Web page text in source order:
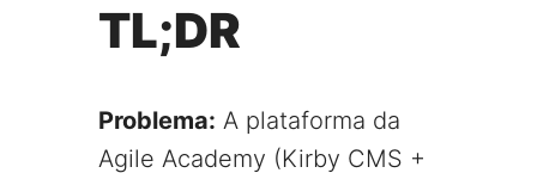
TL;DR
Problema: A plataforma da
Agile Academy (Kirby CMS +